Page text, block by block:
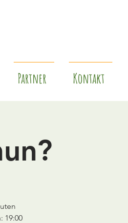
Partner Kontakt
19:00